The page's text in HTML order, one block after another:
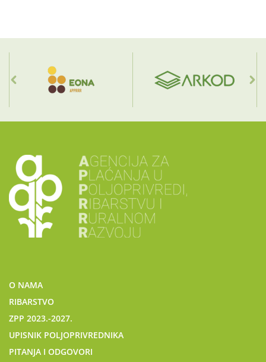
O NAMA
RIBARSTVO
ZPP 2023.-2027.
UPISNIK POLJOPRIVREDNIKA
PITANJA I ODGOVORI